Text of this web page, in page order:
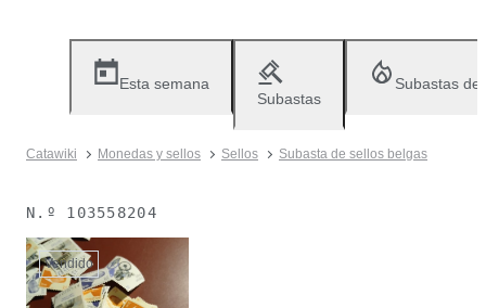
Esta semana
Subastas
Subastas
Catawiki Monedas y sellos Sellos Subasta de sellos belgas
N.º 103558204
Vendido